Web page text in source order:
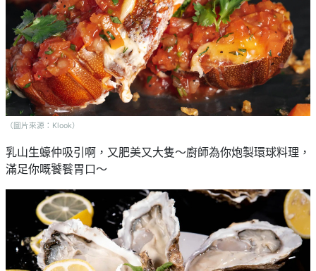
（圖片來源：Klook）
乳山生蠔仲吸引啊，又肥美又大隻～廚師為你炮製環球料理，
滿足你嘅饕餮胃口～